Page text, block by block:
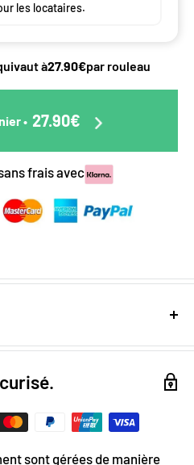
les locataires.
à27.90€par rouleau
• 27.90€
frais avec
optimale / effet trompe
sont gérées de manière